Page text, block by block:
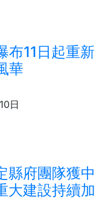
布11日起重新
華
日
縣府團隊獲中
建設持續加